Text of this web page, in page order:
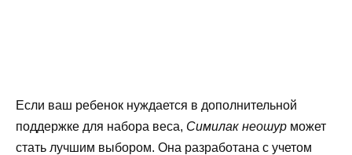
Если ваш ребенок нуждается в дополнительной
поддержке для набора веса, Симилак неошур может
стать лучшим выбором. Она разработана с учетом